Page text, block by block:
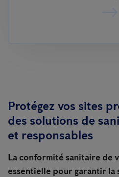
Protégez vos sites
des solutions de
et responsables
La conformité sanitaire de
essentielle pour garantir